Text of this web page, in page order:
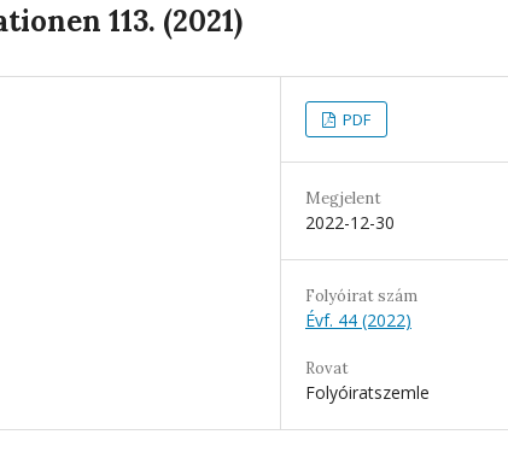
113. (2021)
PDF
Megjelent
2022-12-30
Folyóirat szám
Évf. 44 (2022)
Rovat
Folyóiratszemle